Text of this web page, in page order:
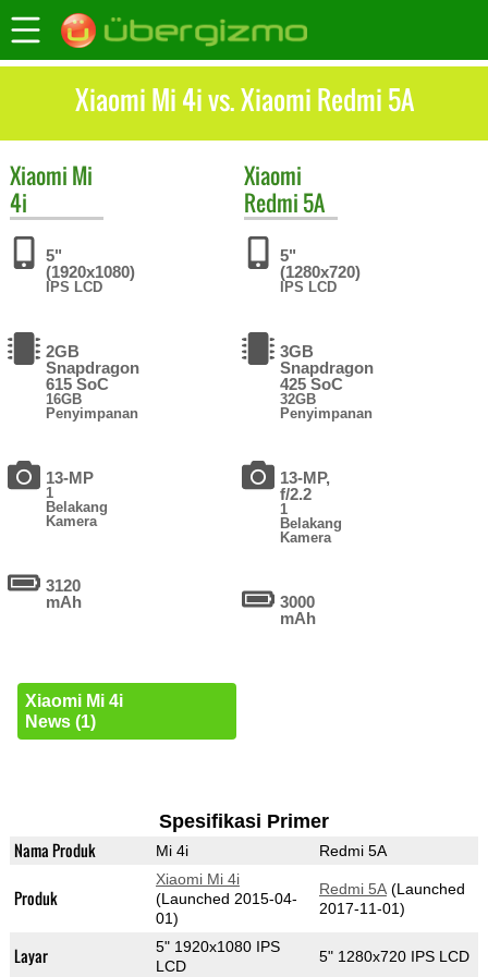
Xiaomi Mi 4i vs. Xiaomi Redmi 5A
Xiaomi Mi
4i
5"
(1920x1080)
IPS LCD
2GB
Snapdragon
615 SoC
16GB
Penyimpanan
13-MP
1
Belakang
Kamera
3120
mAh
Xiaomi Mi 4i
News (1)
Xiaomi
Redmi 5A
5"
(1280x720)
IPS LCD
3GB
Snapdragon
425 SoC
32GB
Penyimpanan
13-MP,
f/2.2
1
Belakang
Kamera
3000
mAh
Spesifikasi Primer
Nama Produk Mi 4i Redmi 5A
Produk
Xiaomi Mi 4i
(Launched 2015-04-
01)
Redmi 5A(Launched
2017-11-01)
Layar
5" 1920x1080 IPS
LCD
5" 1280x720 IPS LCD